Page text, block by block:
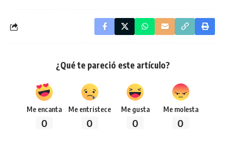
¿Qué te pareció este artículo?
Me encanta
0
Me entristece
0
Me gusta
0
Me molesta
0